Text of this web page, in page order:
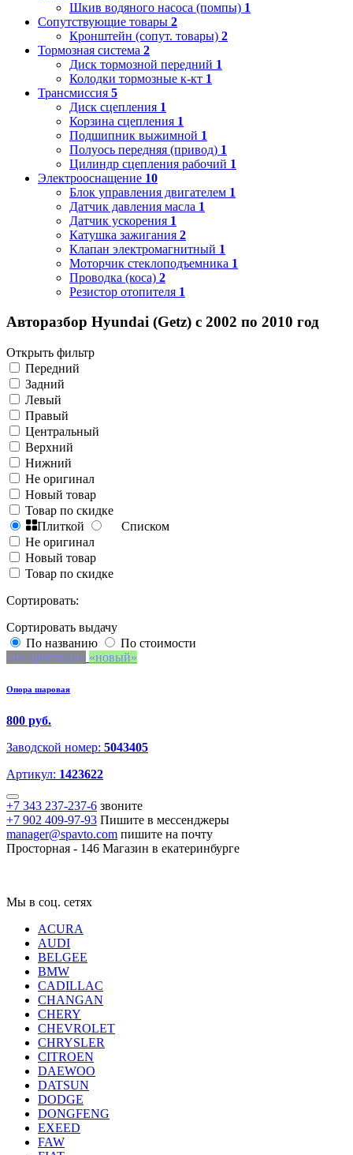
Шкив водяного насоса (помпы) 1
Сопутствующие товары 2
Кронштейн (сопут. товары) 2
Тормозная система 2
Диск тормозной передний 1
Колодки тормозные к-кт 1
Трансмиссия 5
Диск сцепления 1
Корзина сцепления 1
Подшипник выжимной 1
Полуось передняя (привод) 1
Цилиндр сцепления рабочий 1
Электрооснащение 10
Блок управления двигателем 1
Датчик давления масла 1
Датчик ускорения 1
Катушка зажигания 2
Клапан электромагнитный 1
Моторчик стеклоподъемника 1
Проводка (коса) 2
Резистор отопителя 1
Авторазбор Hyundai (Getz) с 2002 по 2010 год
Открыть фильтр
Передний
Задний
Левый
Правый
Центральный
Верхний
Нижний
Не оригинал
Новый товар
Товар по скидке
Плиткой
Списком
Не оригинал
Новый товар
Товар по скидке
Сортировать:
Сортировать выдачу
По названию
По стоимости
не оригинал
новый
Опора шаровая
800 руб.
Заводской номер: 5043405
Артикул: 1423622
+7 343 237-237-6 звоните
+7 902 409-97-93 Пишите в мессенджеры
manager@spavto.com пишите на почту
Просторная - 146 Магазин в екатеринбурге
Мы в соц. сетях
ACURA
AUDI
BELGEE
BMW
CADILLAC
CHANGAN
CHERY
CHEVROLET
CHRYSLER
CITROEN
DAEWOO
DATSUN
DODGE
DONGFENG
EXEED
FAW